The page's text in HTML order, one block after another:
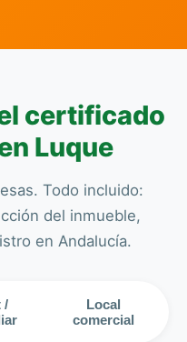
certificado
Luque
Todo incluido:
del inmueble,
en Andalucía.
/
Local
comercial